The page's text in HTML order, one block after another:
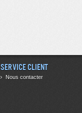
Service client
Nous contacter